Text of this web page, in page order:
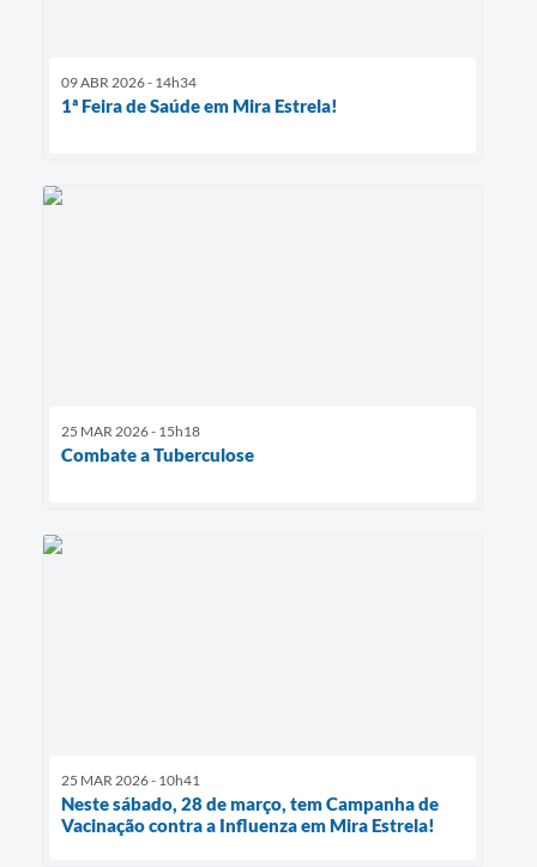
09 ABR 2026 - 14h34
1ª Feira de Saúde em Mira Estrela!
25 MAR 2026 - 15h18
Combate a Tuberculose
25 MAR 2026 - 10h41
Neste sábado, 28 de março, tem Campanha de
Vacinação contra a Influenza em Mira Estrela!